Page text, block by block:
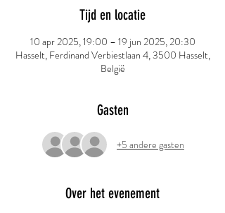
Tijd en locatie
10 apr 2025, 19:00 – 19 jun 2025, 20:30
Hasselt, Ferdinand Verbiestlaan 4, 3500 Hasselt,
België
Gasten
+5 andere gasten
Over het evenement